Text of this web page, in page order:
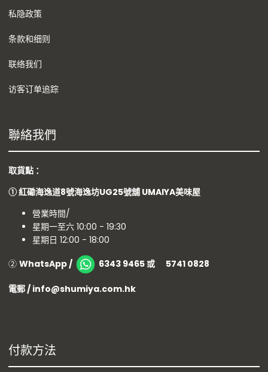
私隐政策
条款和细则
联络我们
访客订单追踪
聯絡我們
取貨點 ：
①紅磡海逸道8號海逸坊UG25號舖 UMAIYA美味屋
營業時間/
星期一至六 10:00 - 19:30
星期日 12:00 - 18:00
② WhatsApp / 6343 9465 或 5741 0828
電郵 / info@shumiya.com.hk
付款方法